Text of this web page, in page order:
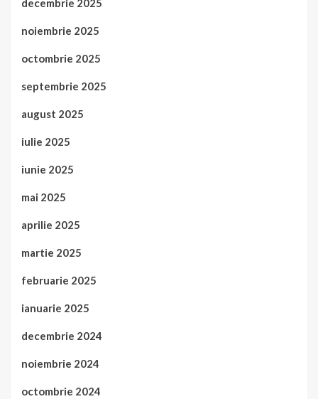
decembrie 2025
noiembrie 2025
octombrie 2025
septembrie 2025
august 2025
iulie 2025
iunie 2025
mai 2025
aprilie 2025
martie 2025
februarie 2025
ianuarie 2025
decembrie 2024
noiembrie 2024
octombrie 2024